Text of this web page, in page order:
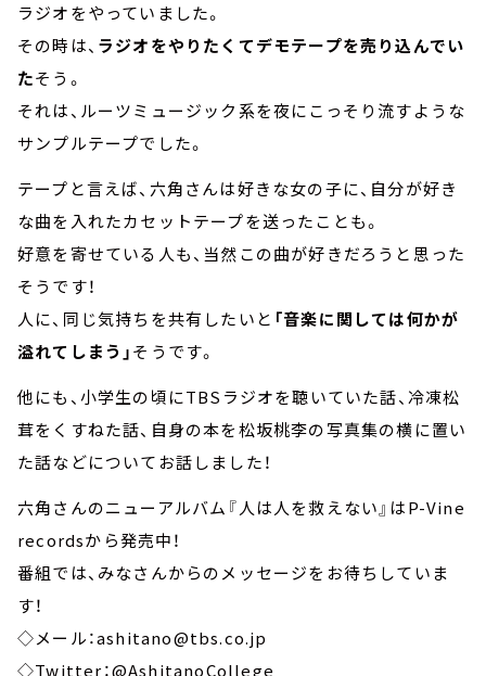
ラジオをやっていました。
その時は、 ラジオをやりたくてデモテープを売り込んでい
たそう。
それは、ルーツミュージック系を夜にこっそり流すような
サンプルテープでした。
テープと言えば、六角さんは好きな女の子に、自分が好き
な曲を入れたカセットテープを送ったことも。
好意を寄せている人も、当然この曲が好きだろうと思った
そうです！
人に、同じ気持ちを共有したいと 「音楽に関しては何かが
溢れてしまう」そうです。
他にも、小学生の頃にTBSラジオを聴いていた話、冷凍松
茸をくすねた話、自身の本を松坂桃李の写真集の横に置い
た話などについてお話しました！
六角さんのニューアルバム『人は人を救えない』はP-Vine
recordsから発売中！
番組では、みなさんからのメッセージをお待ちしていま
す！
◇メール：ashitano@tbs.co.jp
◇Twitter：@AshitanoCollege